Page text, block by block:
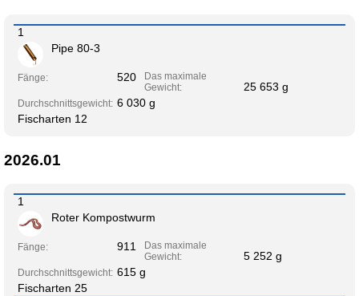
1
Pipe 80-3
Fänge: 520
Das maximale
Gewicht:
25 653 g
Durchschnittsgewicht: 6 030 g
Fischarten 12
2026.01
1
Roter Kompostwurm
Fänge: 911
Das maximale
Gewicht:
5 252 g
Durchschnittsgewicht: 615 g
Fischarten 25